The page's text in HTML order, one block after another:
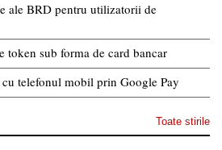
ale BRD pentru utilizatorii de
token sub forma de card bancar
telefonul mobil prin Google Pay
Toate stirile